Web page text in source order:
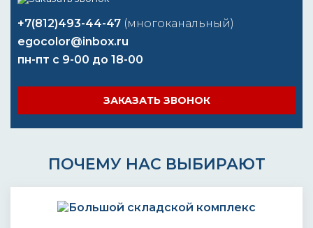
+7(812)493-44-47 (многоканальный)
egocolor@inbox.ru
пн-пт с 9-00 до 18-00
ЗАКАЗАТЬ ЗВОНОК
ПОЧЕМУ НАС ВЫБИРАЮТ